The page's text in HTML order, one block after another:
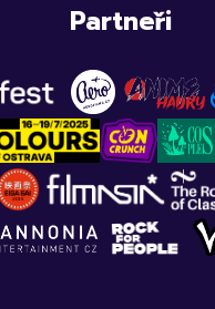
Partneři